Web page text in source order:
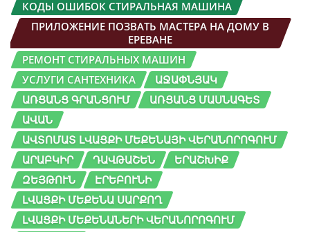
КОДЫ ОШИБОК СТИРАЛЬНАЯ МАШИНА
ПРИЛОЖЕНИЕ ПОЗВАТЬ МАСТЕРА НА ДОМУ В
ЕРЕВАНЕ
РЕМОНТ СТИРАЛЬНЫХ МАШИН
УСЛУГИ САНТЕХНИКА
ԱՋԱՓՆՅԱԿ
ԱՌՑԱՆՑ ԳՐԱՆՑՈՒՄ
ԱՌՑԱՆՑ ՄԱՍՆԱԳԵՏ
ԱՎԱՆ
ԱՎՏՈՄԱՏ ԼՎԱՑՔԻ ՄԵՔԵՆԱՅԻ ՎԵՐԱՆՈՐՈԳՈՒՄ
ԱՐԱԲԿԻՐ
ԴԱՎԹԱՇԵՆ
ԵՐԱՇԽԻՔ
ԶԵՅԹՈՒՆ
ԷՐԵԲՈՒՆԻ
ԼՎԱՑՔԻ ՄԵՔԵՆԱ ՍԱՐՔՈՂ
ԼՎԱՑՔԻ ՄԵՔԵՆԱՆԵՐԻ ՎԵՐԱՆՈՐՈԳՈՒՄ